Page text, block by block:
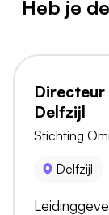
Heb je
Delfzijl
Stichting
Delfzijl